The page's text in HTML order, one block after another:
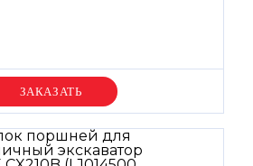
Уточняйте цену